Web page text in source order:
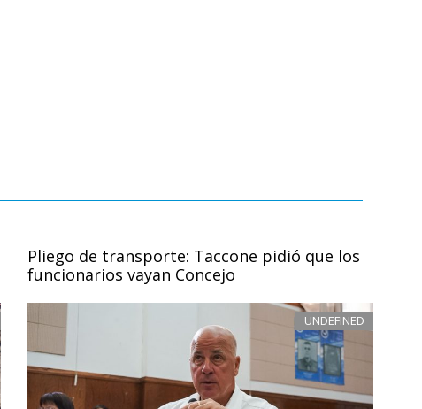
Pliego de transporte: Taccone pidió que los
funcionarios vayan Concejo
UNDEFINED